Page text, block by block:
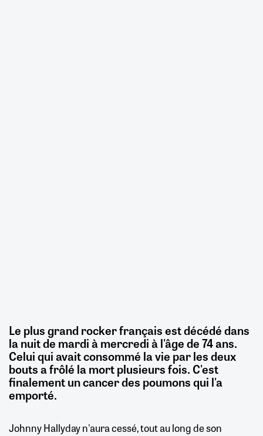
Le plus grand rocker français est décédé dans
la nuit de mardi à mercredi à l'âge de 74 ans.
Celui qui avait consommé la vie par les deux
bouts a frôlé la mort plusieurs fois. C'est
finalement un cancer des poumons qui l'a
emporté.
Johnny Hallyday n'aura cessé, tout au long de son